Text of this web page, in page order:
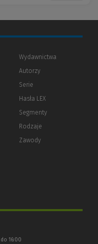
Wydawnictwa
Autorzy
Serie
Hasła LEX
Segmenty
Rodzaje
Zawody
16:00